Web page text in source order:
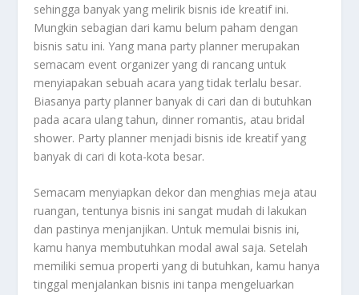
sehingga banyak yang melirik bisnis ide kreatif ini.
Mungkin sebagian dari kamu belum paham dengan
bisnis satu ini. Yang mana party planner merupakan
semacam event organizer yang di rancang untuk
menyiapakan sebuah acara yang tidak terlalu besar.
Biasanya party planner banyak di cari dan di butuhkan
pada acara ulang tahun, dinner romantis, atau bridal
shower. Party planner menjadi bisnis ide kreatif yang
banyak di cari di kota-kota besar.
Semacam menyiapkan dekor dan menghias meja atau
ruangan, tentunya bisnis ini sangat mudah di lakukan
dan pastinya menjanjikan. Untuk memulai bisnis ini,
kamu hanya membutuhkan modal awal saja. Setelah
memiliki semua properti yang di butuhkan, kamu hanya
tinggal menjalankan bisnis ini tanpa mengeluarkan